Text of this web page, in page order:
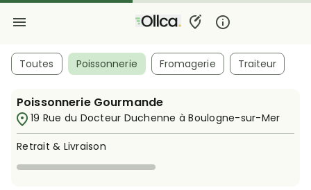
Toutes Poissonnerie Fromagerie Traiteur
Poissonnerie Gourmande
19 Rue du Docteur Duchenne à Boulogne-sur-Mer
Retrait & Livraison